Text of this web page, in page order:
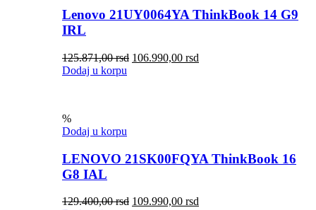
Lenovo 21UY0064YA ThinkBook 14 G9
IRL
125.871,00rsd 106.990,00 rsd
Dodaj u korpu
%
Dodaj u korpu
LENOVO 21SK00FQYA ThinkBook 16
G8 IAL
129.400,00rsd 109.990,00 rsd